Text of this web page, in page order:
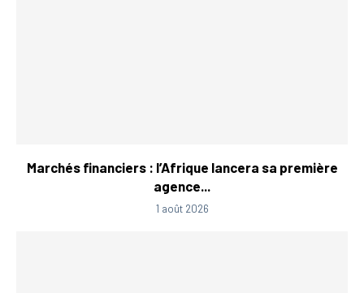
Marchés financiers : l’Afrique lancera sa première
agence...
1 août 2026